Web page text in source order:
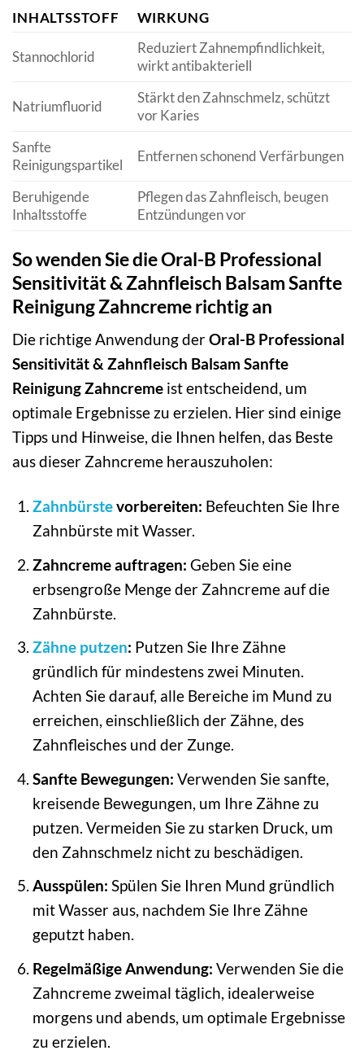
INHALTSSTOFF WIRKUNG
Stannochlorid
Reduziert Zahnempfindlichkeit,
wirkt antibakteriell
Natriumfluorid
Stärkt den Zahnschmelz, schützt
vor Karies
Sanfte
Reinigungspartikel
Entfernen schonend Verfärbungen
Beruhigende
Inhaltsstoffe
Pflegen das Zahnfleisch, beugen
Entzündungen vor
So wenden Sie die Oral-B Professional
Sensitivität & Zahnfleisch Balsam Sanfte
Reinigung Zahncreme richtig an
Die richtige Anwendung derOral-B Professional
Sensitivität & Zahnfleisch Balsam Sanfte
Reinigung Zahncreme ist entscheidend, um
optimale Ergebnisse zu erzielen. Hier sind einige
Tipps und Hinweise, die Ihnen helfen, das Beste
aus dieser Zahncreme herauszuholen:
Zahnbürstevorbereiten: Befeuchten Sie Ihre
Zahnbürste mit Wasser.
Zahncreme auftragen: Geben Sie eine
erbsengroße Menge der Zahncreme auf die
Zahnbürste.
Zähne putzen: Putzen Sie Ihre Zähne
gründlich für mindestens zwei Minuten.
Achten Sie darauf, alle Bereiche im Mund zu
erreichen, einschließlich der Zähne, des
Zahnfleisches und der Zunge.
Sanfte Bewegungen: Verwenden Sie sanfte,
kreisende Bewegungen, um Ihre Zähne zu
putzen. Vermeiden Sie zu starken Druck, um
den Zahnschmelz nicht zu beschädigen.
Ausspülen: Spülen Sie Ihren Mund gründlich
mit Wasser aus, nachdem Sie Ihre Zähne
geputzt haben.
Regelmäßige Anwendung: Verwenden Sie die
Zahncreme zweimal täglich, idealerweise
morgens und abends, um optimale Ergebnisse
zu erzielen.